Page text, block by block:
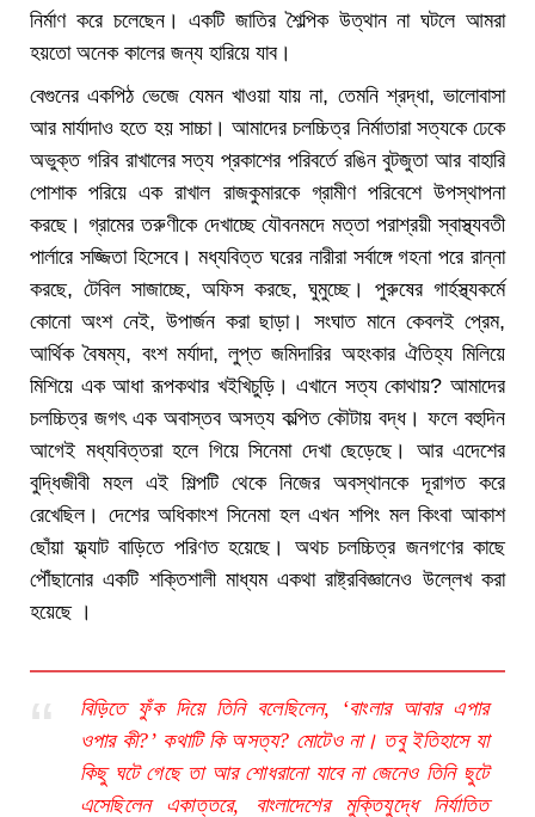
নির্মাণ করে চলেছেন। একটি জাতির শৈল্পিক উত্থান না ঘটলে আমরা
হয়তো অনেক কালের জন্য হারিয়ে যাব।
বেগুনের একপিঠ ভেজে যেমন খাওয়া যায় না, তেমনি শ্রদ্ধা, ভালোবাসা
আর মার্যাদাও হতে হয় সাচ্চা। আমাদের চলচ্চিত্র নির্মাতারা সত্যকে ঢেকে
অভুক্ত গরিব রাখালের সত্য প্রকাশের পরিবর্তে রঙিন বুটজুতা আর বাহারি
পোশাক পরিয়ে এক রাখাল রাজকুমারকে গ্রামীণ পরিবেশে উপস্থাপনা
করছে। গ্রামের তরুণীকে দেখাচ্ছে যৌবনমদে মত্তা পরাশ্রয়ী স্বাস্থ্যবতী
পার্লারে সজ্জিতা হিসেবে। মধ্যবিত্ত ঘরের নারীরা সর্বাঙ্গে গহনা পরে রান্না
করছে, টেবিল সাজাচ্ছে, অফিস করছে, ঘুমুচ্ছে। পুরুষের গার্হস্থ্যকর্মে
কোনো অংশ নেই, উপার্জন করা ছাড়া। সংঘাত মানে কেবলই প্রেম,
আর্থিক বৈষম্য, বংশ মর্যাদা, লুপ্ত জমিদারির অহংকার ঐতিহ্য মিলিয়ে
মিশিয়ে এক আধা রূপকথার খইখিচুড়ি। এখানে সত্য কোথায়? আমাদের
চলচ্চিত্র জগৎ এক অবাস্তব অসত্য কল্পিত কৌটায় বদ্ধ। ফলে বহুদিন
আগেই মধ্যবিত্তরা হলে গিয়ে সিনেমা দেখা ছেড়েছে। আর এদেশের
বুদ্ধিজীবী মহল এই শিল্পটি থেকে নিজের অবস্থানকে দূরাগত করে
রেখেছিল। দেশের অধিকাংশ সিনেমা হল এখন শপিং মল কিংবা আকাশ
ছোঁয়া ফ্ল্যাট বাড়িতে পরিণত হয়েছে। অথচ চলচ্চিত্র জনগণের কাছে
পৌঁছানোর একটি শক্তিশালী মাধ্যম একথা রাষ্ট্রবিজ্ঞানেও উল্লেখ করা
হয়েছে ।
বিড়িতে ফুঁক দিয়ে তিনি বলেছিলেন, ‘বাংলার আবার এপার
ওপার কী?’ কথাটি কি অসত্য? মোটেও না। তবু ইতিহাসে যা
কিছু ঘটে গেছে তা আর শোধরানো যাবে না জেনেও তিনি ছুটে
এসেছিলেন একাত্তরে, বাংলাদেশের মুক্তিযুদ্ধে নির্যাতিত